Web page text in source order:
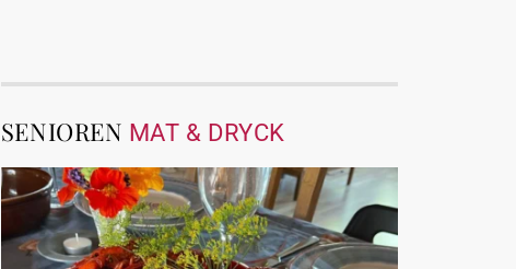
SENIOREN MAT & DRYCK